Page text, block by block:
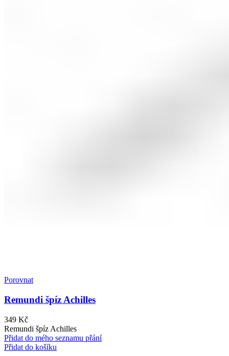
Porovnat
Remundi špíz Achilles
349 Kč
Remundi špíz Achilles
Přidat do mého seznamu přání
Přidat do košíku